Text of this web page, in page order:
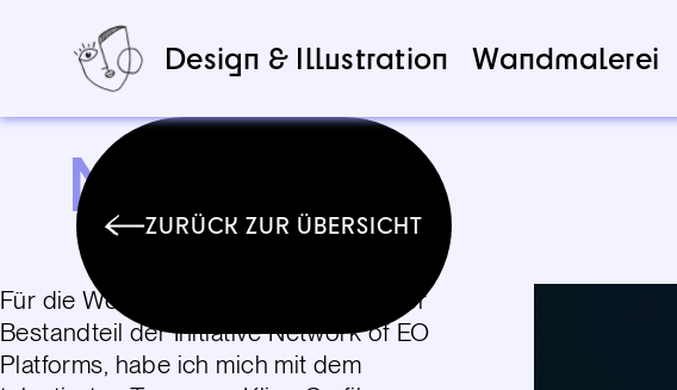
Design & Illustration Wandmalerei
ZURÜCK ZUR ÜBERSICHT
NoR
Für die Website von NoR, ein integraler
Bestandteil der Initiative Network of EO
Platforms, habe ich mich mit dem